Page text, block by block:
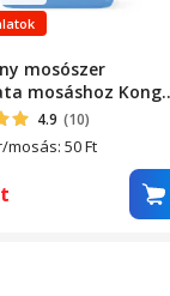
mosószer
mosáshoz
-
viszkózus
intenzív friss
110 mosás,
a nehéz
4.9 (10)
mosás: 50Ft